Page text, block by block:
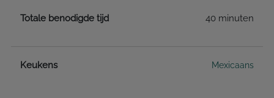
Totale benodigde tijd 40 minuten
Keukens Mexicaans